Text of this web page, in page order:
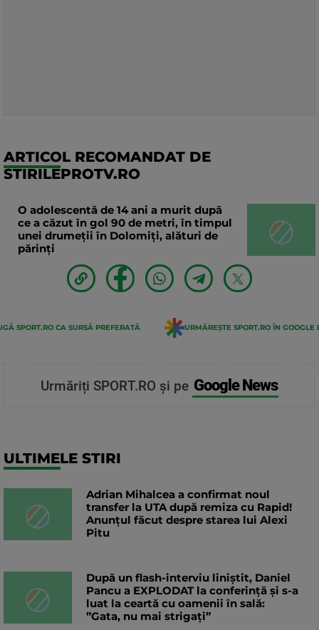
ARTICOL RECOMANDAT DE
STIRILEPROTV.RO
O adolescentă de 14 ani a murit după
ce a căzut în gol 90 de metri, în timpul
unei drumeții în Dolomiți, alături de
părinți
SPORT.RO CA SURSĂ PREFERATĂ URMĂREȘTE SPORT.RO ÎN GOOGLE
Urmăriți SPORT.RO și pe Google News
ULTIMELE STIRI
Adrian Mihalcea a confirmat noul
transfer la UTA după remiza cu Rapid!
Anunțul făcut despre starea lui Alexi
Pitu
După un flash-interviu liniștit, Daniel
Pancu a EXPLODAT la conferință și s-a
luat la ceartă cu oamenii în sală:
”Gata, nu mai strigați”